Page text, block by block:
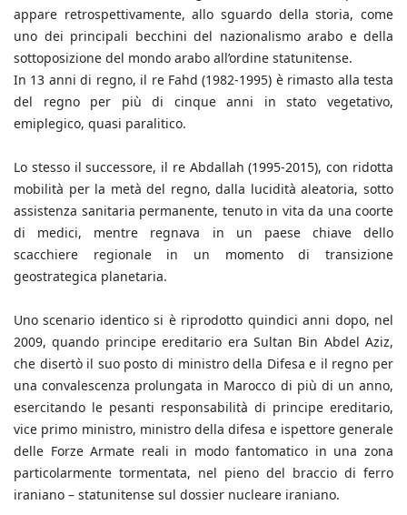
appare retrospettivamente, allo sguardo della storia, come
uno dei principali becchini del nazionalismo arabo e della
sottoposizione del mondo arabo all’ordine statunitense.
In 13 anni di regno, il re Fahd (1982-1995) è rimasto alla testa
del regno per più di cinque anni in stato vegetativo,
emiplegico, quasi paralitico.
Lo stesso il successore, il re Abdallah (1995-2015), con ridotta
mobilità per la metà del regno, dalla lucidità aleatoria, sotto
assistenza sanitaria permanente, tenuto in vita da una coorte
di medici, mentre regnava in un paese chiave dello
scacchiere regionale in un momento di transizione
geostrategica planetaria.
Uno scenario identico si è riprodotto quindici anni dopo, nel
2009, quando principe ereditario era Sultan Bin Abdel Aziz,
che disertò il suo posto di ministro della Difesa e il regno per
una convalescenza prolungata in Marocco di più di un anno,
esercitando le pesanti responsabilità di principe ereditario,
vice primo ministro, ministro della difesa e ispettore generale
delle Forze Armate reali in modo fantomatico in una zona
particolarmente tormentata, nel pieno del braccio di ferro
iraniano – statunitense sul dossier nucleare iraniano.